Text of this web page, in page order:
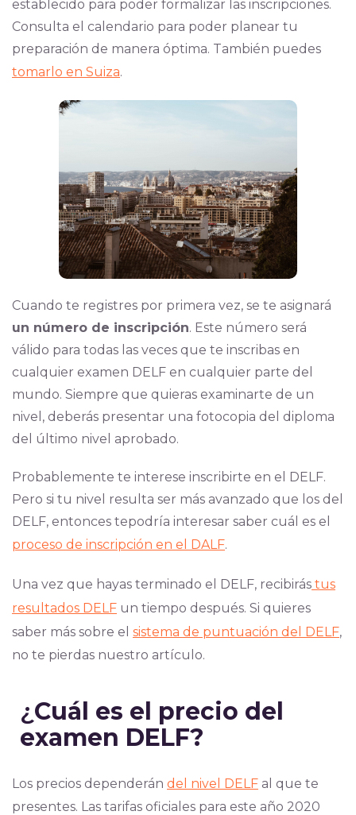
establecido para poder formalizar las inscripciones.
Consulta el calendario para poder planear tu
preparación de manera óptima. También puedes
tomarlo en Suiza.
Cuando te registres por primera vez, se te asignará
un número de inscripción. Este número será
válido para todas las veces que te inscribas en
cualquier examen DELF en cualquier parte del
mundo. Siempre que quieras examinarte de un
nivel, deberás presentar una fotocopia del diploma
del último nivel aprobado.
Probablemente te interese inscribirte en el DELF.
Pero si tu nivel resulta ser más avanzado que los del
DELF, entonces tepodría interesar saber cuál es el
proceso de inscripción en el DALF.
Una vez que hayas terminado el DELF, recibirás tus
resultados DELF un tiempo después. Si quieres
saber más sobre el sistema de puntuación del DELF,
no te pierdas nuestro artículo.
¿Cuál es el precio del
examen DELF?
Los precios dependerán del nivel DELF al que te
presentes. Las tarifas oficiales para este año 2020